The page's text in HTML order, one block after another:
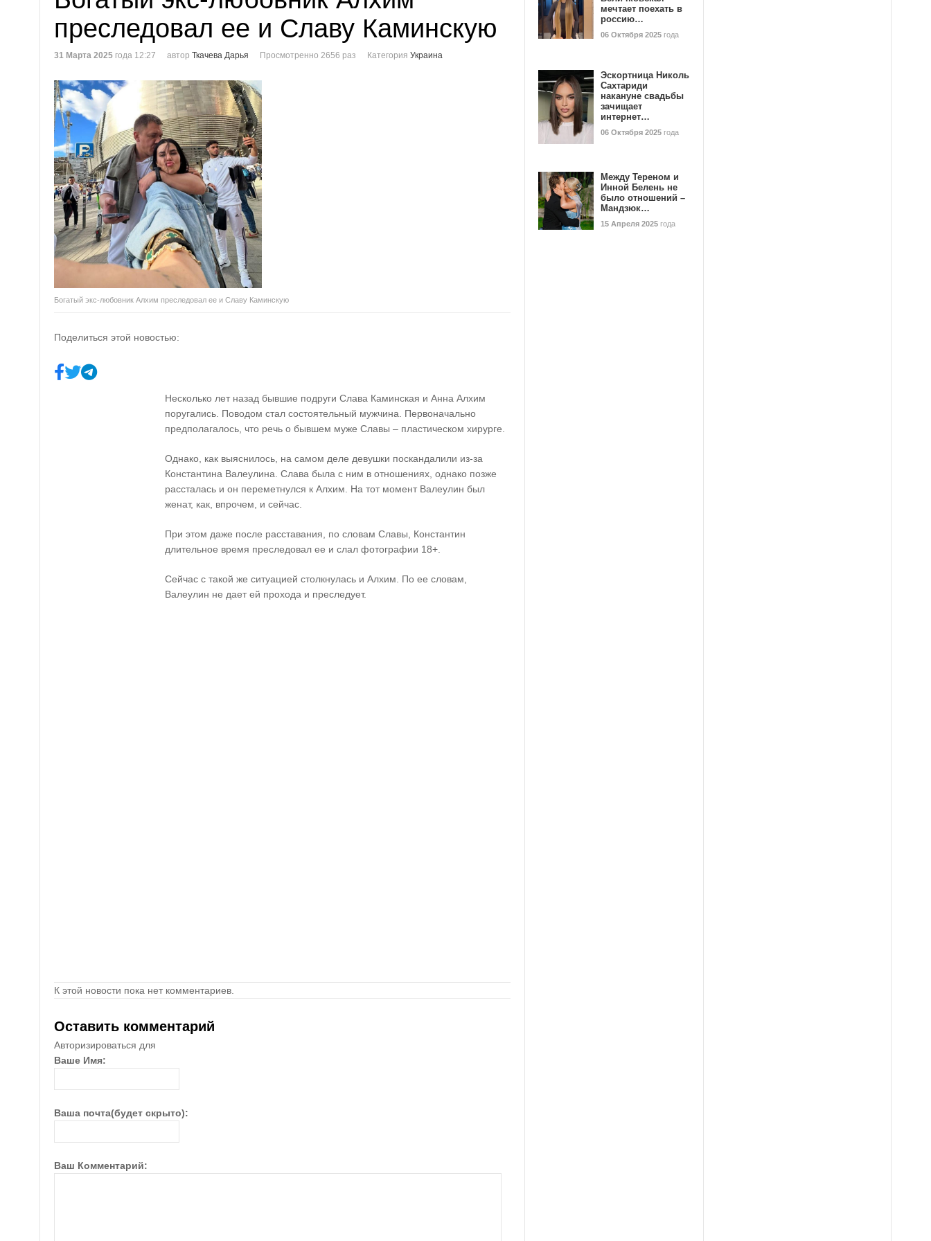
преследовал ее и Славу Каминскую
31 Марта 2025 года 12:27 автор Ткачева Дарья Просмотренно 2656 раз Категория Украина
Богатый экс-любовник Алхим преследовал ее и Славу Каминскую
Поделиться этой новостью:
Несколько лет назад бывшие подруги Слава Каминская и Анна Алхим
поругались. Поводом стал состоятельный мужчина. Первоначально
предполагалось, что речь о бывшем муже Славы – пластическом хирурге.
Однако, как выяснилось, на самом деле девушки поскандалили из-за
Константина Валеулина. Слава была с ним в отношениях, однако позже
рассталась и он переметнулся к Алхим. На тот момент Валеулин был
женат, как, впрочем, и сейчас.
При этом даже после расставания, по словам Славы, Константин
длительное время преследовал ее и слал фотографии 18+.
Сейчас с такой же ситуацией столкнулась и Алхим. По ее словам,
Валеулин не дает ей прохода и преследует.
К этой новости пока нет комментариев.
Оставить комментарий
Авторизироваться для
Ваше Имя:
Ваша почта(будет скрыто):
Ваш Комментарий:
мечтает поехать в
россию…
06 Октября 2025 года
Эскортница Николь
Сахтариди
накануне свадьбы
зачищает
интернет…
06 Октября 2025 года
Между Тереном и
Инной Белень не
было отношений –
Мандзюк…
15 Апреля 2025 года